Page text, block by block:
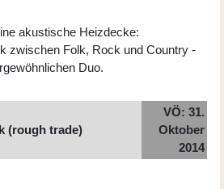
akustische Heizdecke:
zwischen Folk, Rock und Country -
Duo.
(rough trade)
VÖ: 31.
Oktober
2014